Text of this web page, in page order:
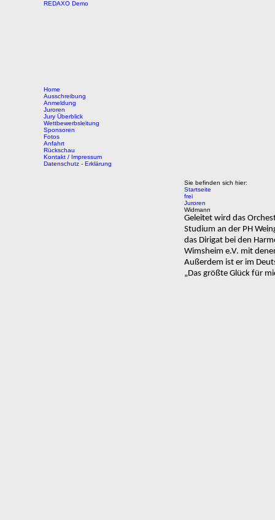
REDAXO Demo
Home
Ausschreibung
Anmeldung
Juroren
Jury Überblick
Wettbewerbsleitung
Sponsoren
Fotos
Anfahrt
Rückschau
Kontakt / Impressum
Datenschutz - Erklärung
Sie befinden sich hier:
Startseite
frei
Juroren
Widmann
Geleitet wird das
Studium an der PH
das Dirigat bei den
Wimsheim e.V. mit
Außerdem ist er im
„Das größte Glück für